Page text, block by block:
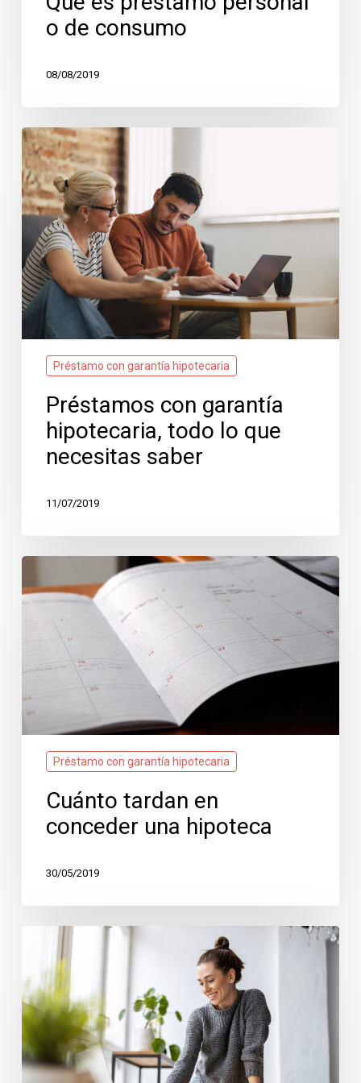
o de consumo
08/08/2019
Préstamos
con
garantía
hipotecaria,
todo
que
necesitas
saber
Préstamo con garantía hipotecaria
Préstamos con garantía
hipotecaria, todo lo que
necesitas saber
11/07/2019
Cuánto
tardan
en
conceder
hipoteca
Préstamo con garantía hipotecaria
Cuánto tardan en
conceder una hipoteca
30/05/2019
Cómo
saber
me
conceden
una
hipoteca